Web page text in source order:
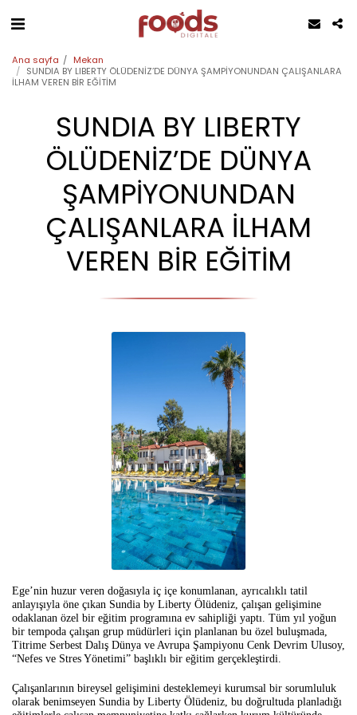
Ana sayfa
Mekan
SUNDIA BY LIBERTY ÖLÜDENİZ’DE DÜNYA ŞAMPİYONUNDAN ÇALIŞANLARA
İLHAM VEREN BİR EĞİTİM
SUNDIA BY LIBERTY
ÖLÜDENİZ’DE DÜNYA
ŞAMPİYONUNDAN
ÇALIŞANLARA İLHAM
VEREN BİR EĞİTİM
Ege’nin huzur veren doğasıyla iç içe konumlanan, ayrıcalıklı tatil
anlayışıyla öne çıkan Sundia by Liberty Ölüdeniz, çalışan gelişimine
odaklanan özel bir eğitim programına ev sahipliği yaptı. Tüm yıl yoğun
bir tempoda çalışan grup müdürleri için planlanan bu özel buluşmada,
Titrime Serbest Dalış Dünya ve Avrupa Şampiyonu Cenk Devrim Ulusoy,
“Nefes ve Stres Yönetimi” başlıklı bir eğitim gerçekleştirdi.
Çalışanlarının bireysel gelişimini desteklemeyi kurumsal bir sorumluluk
olarak benimseyen Sundia by Liberty Ölüdeniz, bu doğrultuda planladığı